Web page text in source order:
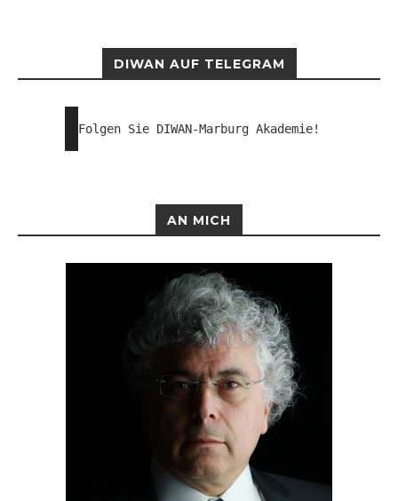
DIWAN AUF TELEGRAM
Folgen Sie DIWAN-Marburg Akademie!
AN MICH